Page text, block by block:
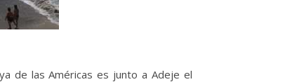
de las Américas es junto a Adeje el